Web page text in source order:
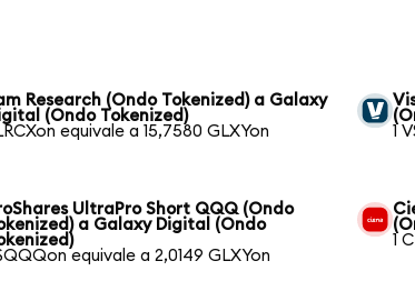
Research (Ondo Tokenized) a Galaxy
(Ondo Tokenized)
equivale a 15,7580 GLXYon
1
UltraPro Short QQQ (Ondo
a Galaxy Digital (Ondo
equivale a 2,0149 GLXYon
1